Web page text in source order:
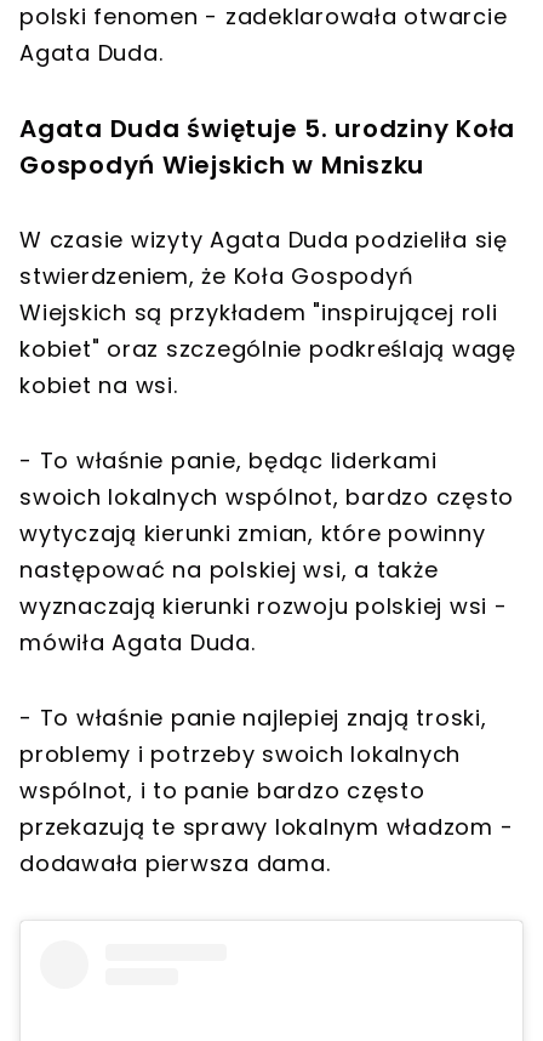
polski fenomen - zadeklarowała otwarcie
Agata Duda.
Agata Duda świętuje 5. urodziny Koła
Gospodyń Wiejskich w Mniszku
W czasie wizyty Agata Duda podzieliła się
stwierdzeniem, że Koła Gospodyń
Wiejskich są przykładem "inspirującej roli
kobiet" oraz szczególnie podkreślają wagę
kobiet na wsi.
- To właśnie panie, będąc liderkami
swoich lokalnych wspólnot, bardzo często
wytyczają kierunki zmian, które powinny
następować na polskiej wsi, a także
wyznaczają kierunki rozwoju polskiej wsi -
mówiła Agata Duda.
- To właśnie panie najlepiej znają troski,
problemy i potrzeby swoich lokalnych
wspólnot, i to panie bardzo często
przekazują te sprawy lokalnym władzom -
dodawała pierwsza dama.